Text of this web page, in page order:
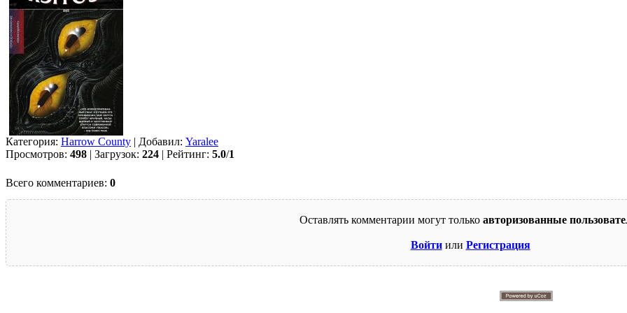
Категория: Harrow County | Добавил: Yaralee
Просмотров: 498 | Загрузок: 224 | Рейтинг: 5.0/1
Всего комментариев: 0
Оставлять комментарии могут только авторизованные
Войтиили Регистрация